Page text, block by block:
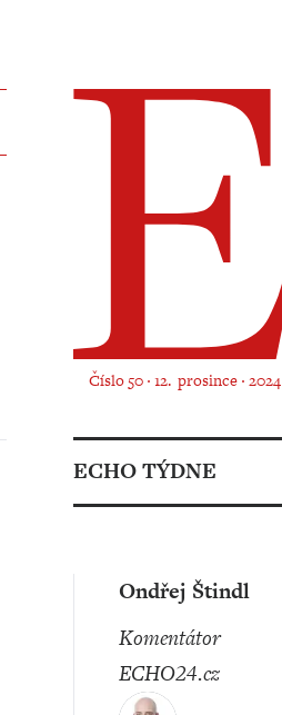
Číslo 50 ‧ 12. prosince ‧ 2024
ECHO TÝDNE
Ondřej Štindl
komentátor
ECHO24.cz